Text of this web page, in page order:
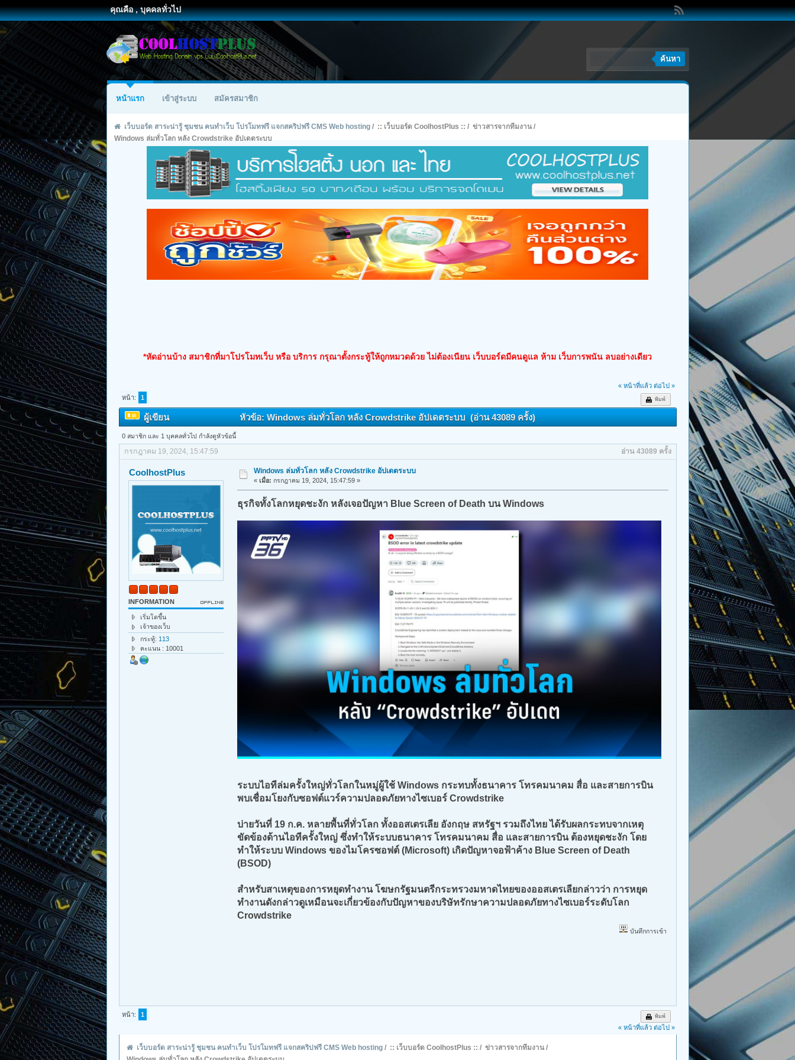
คุณคือ , บุคคลทั่วไป
ค้นหา
หน้าแรก เข้าสู่ระบบ สมัครสมาชิก
เว็บบอร์ด สาระน่ารู้ ชุมชน คนทำเว็บ โปรโมทฟรี แจกสคริปฟรี CMS Web hosting/ :: เว็บบอร์ด CoolhostPlus :: / ข่าวสารจากทีมงาน/
Windows ล่มทั่วโลก หลัง Crowdstrike อัปเดตระบบ
*หัดอ่านบ้าง สมาชิกที่มาโปรโมทเว็บ หรือ บริการ กรุณาตั้งกระทู้ให้ถูกหมวดด้วย ไม่ต้องเนียน เว็บบอร์ดมีคนดูแล ห้าม เว็บการพนัน ลบอย่างเดียว
« หน้าที่แล้ว ต่อไป »
พิมพ์
หน้า: 1
ผู้เขียน หัวข้อ: Windows ล่มทั่วโลก หลัง Crowdstrike อัปเดตระบบ (อ่าน 43089 ครั้ง)
0 สมาชิก และ 1 บุคคลทั่วไป กำลังดูหัวข้อนี้
กรกฎาคม 19, 2024, 15:47:59 อ่าน 43089 ครั้ง
CoolhostPlus
INFORMATION
เริ่มโตขึ้น
เจ้าของเว็บ
กระทู้: 113
คะแนน : 10001
Windows ล่มทั่วโลก หลัง Crowdstrike อัปเดตระบบ
«เมื่อ: กรกฎาคม 19, 2024, 15:47:59 »
ธุรกิจทั้งโลกหยุดชะงัก หลังเจอปัญหา Blue Screen of Death บน Windows
ระบบไอทีล่มครั้งใหญ่ทั่วโลกในหมู่ผู้ใช้ Windows กระทบทั้งธนาคาร โทรคมนาคม สื่อ และสายการบิน
พบเชื่อมโยงกับซอฟต์แวร์ความปลอดภัยทางไซเบอร์ Crowdstrike
บ่ายวันที่ 19 ก.ค. หลายพื้นที่ทั่วโลก ทั้งออสเตรเลีย อังกฤษ สหรัฐฯ รวมถึงไทย ได้รับผลกระทบจากเหตุ
ขัดข้องด้านไอทีครั้งใหญ่ ซึ่งทำให้ระบบธนาคาร โทรคมนาคม สื่อ และสายการบิน ต้องหยุดชะงัก โดย
ทำให้ระบบ Windows ของไมโครซอฟต์ (Microsoft) เกิดปัญหาจอฟ้าค้าง Blue Screen of Death
(BSOD)
สำหรับสาเหตุของการหยุดทำงาน โฆษกรัฐมนตรีกระทรวงมหาดไทยของออสเตรเลียกล่าวว่า การหยุด
ทำงานดังกล่าวดูเหมือนจะเกี่ยวข้องกับปัญหาของบริษัทรักษาความปลอดภัยทางไซเบอร์ระดับโลก
Crowdstrike
บันทึกการเข้า
พิมพ์
หน้า:
1
« หน้าที่แล้ว ต่อไป »
เว็บบอร์ด สาระน่ารู้ ชุมชน คนทำเว็บ โปรโมทฟรี แจกสคริปฟรี CMS Web hosting/ :: เว็บบอร์ด CoolhostPlus :: / ข่าวสารจากทีมงาน/